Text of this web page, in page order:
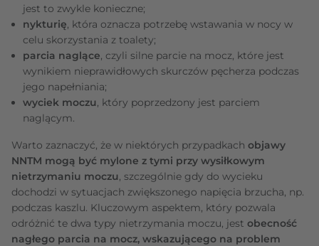
jest to zwykle konieczne;
nykturię, która oznacza potrzebę wstawania w nocy w
celu skorzystania z toalety;
parcia naglące, czyli silne parcie na mocz, które jest
wynikiem nieprawidłowych skurczów pęcherza podczas
jego napełniania;
wyciek moczu, który poprzedzony jest parciem
naglącym.
Warto zaznaczyć, że w niektórych przypadkach objawy
NNTM mogą być mylone z tymi przy wysiłkowym
nietrzymaniu moczu, szczególnie gdy do wycieku
dochodzi w sytuacjach zwiększonego napięcia brzucha, np.
podczas kaszlu. Kluczowym aspektem, który pozwala
odróżnić te dwa typy nietrzymania moczu, jest obecność
nagłego parcia na mocz, wskazującego na problem